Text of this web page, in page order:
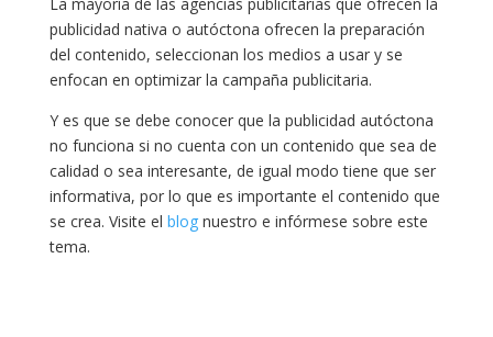
publicidad nativa o autóctona ofrecen la preparación
del contenido, seleccionan los medios a usar y se
enfocan en optimizar la campaña publicitaria.
Y es que se debe conocer que la publicidad autóctona
no funciona si no cuenta con un contenido que sea de
calidad o sea interesante, de igual modo tiene que ser
informativa, por lo que es importante el contenido que
se crea. Visite el blognuestro e infórmese sobre este
tema.